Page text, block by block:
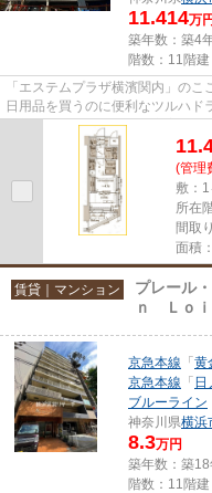
11.414万円
築年数：築4
階数：11階建
「エステムプラザ横濱関内」の
日用品を買うのに便利なツルハ
と新しく、設備の面でも充実。こ...
(管理
敷：
所在
間取
面積
賃貸｜マンション
プレール
ｎ Ｌｏｉ
京急本線 「 黄
京急本線 「 日
ブルーライン
神奈川県横浜
8.3万円
築年数：築18
階数：11階建